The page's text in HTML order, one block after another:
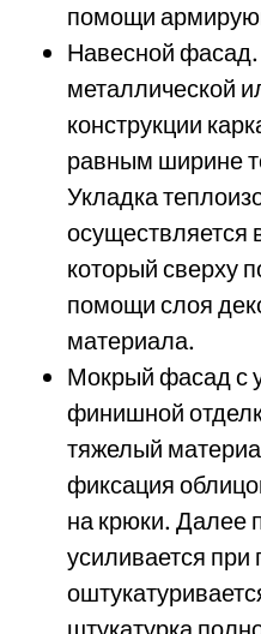
помощи
Навесной
металлической
конструкции
равным ширине
Укладка
осуществляется
который сверху
помощи слоя
материала.
Мокрый фасад с
финишной
тяжелый
фиксация
на крюки. Далее
усиливается при